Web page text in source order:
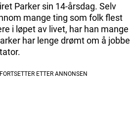
Parker sin 14-årsdag. Selv
mange ting som folk flest
i løpet av livet, har han mange
har lenge drømt om å jobbe